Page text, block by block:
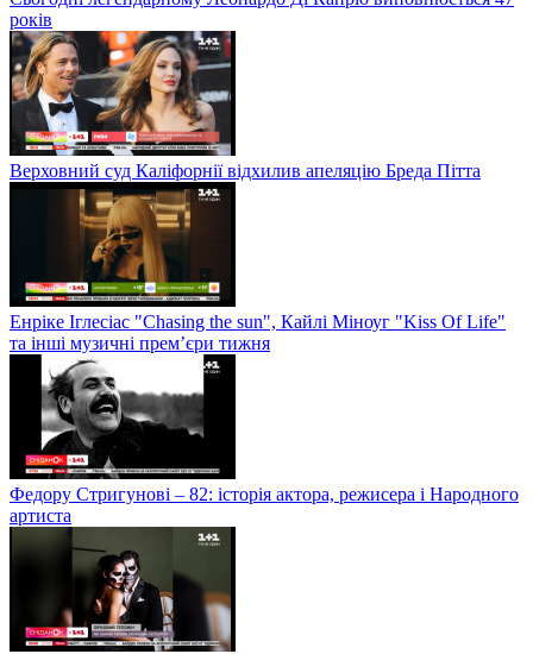
років
Верховний суд Каліфорнії відхилив апеляцію Бреда Пітта
Енріке Іглесіас "Chasing the sun", Кайлі Міноуг "Kiss Of Life"
та інші музичні прем’єри тижня
Федору Стригунові – 82: історія актора, режисера і Народного
артиста